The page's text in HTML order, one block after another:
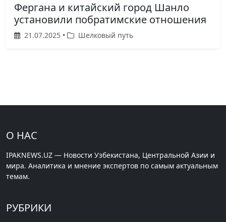
Фергана и китайский город Шанло
установили побратимские отношения
21.07.2025 • Шелковый путь
О НАС
IPAKNEWS.UZ — Новости Узбекистана, Центральной Азии и
мира. Аналитика и мнение экспертов по самым актуальным
темам.
РУБРИКИ